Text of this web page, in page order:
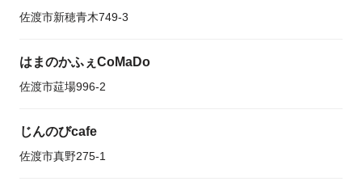
佐渡市新穂青木749-3
はまのかふぇCoMaDo
佐渡市莚場996-2
じんのびcafe
佐渡市真野275-1